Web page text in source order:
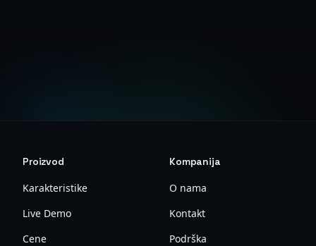
Proizvod
Karakteristike
Live Demo
Cene
Kompanija
O nama
Kontakt
Podrška